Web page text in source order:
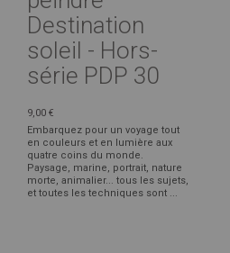
Destination
soleil - Hors-
série PDP 30
9,00 €
Embarquez pour un voyage tout
en couleurs et en lumière aux
quatre coins du monde.
Paysage, marine, portrait, nature
morte, animalier... tous les sujets,
et toutes les techniques sont ...